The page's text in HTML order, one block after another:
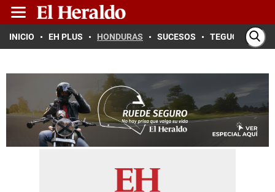
INICIO EH PLUS HONDURAS SUCESOS TEGUCIGALPA